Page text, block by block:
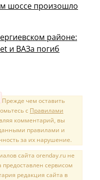
шоссе произошло
районе:
и ВАЗа погиб
Прежде чем оставить
с Правилами
комментарий, вы
правилами и
за их нарушение.
сайта orenday.ru не
предоставлен сервисом
редакция сайта в